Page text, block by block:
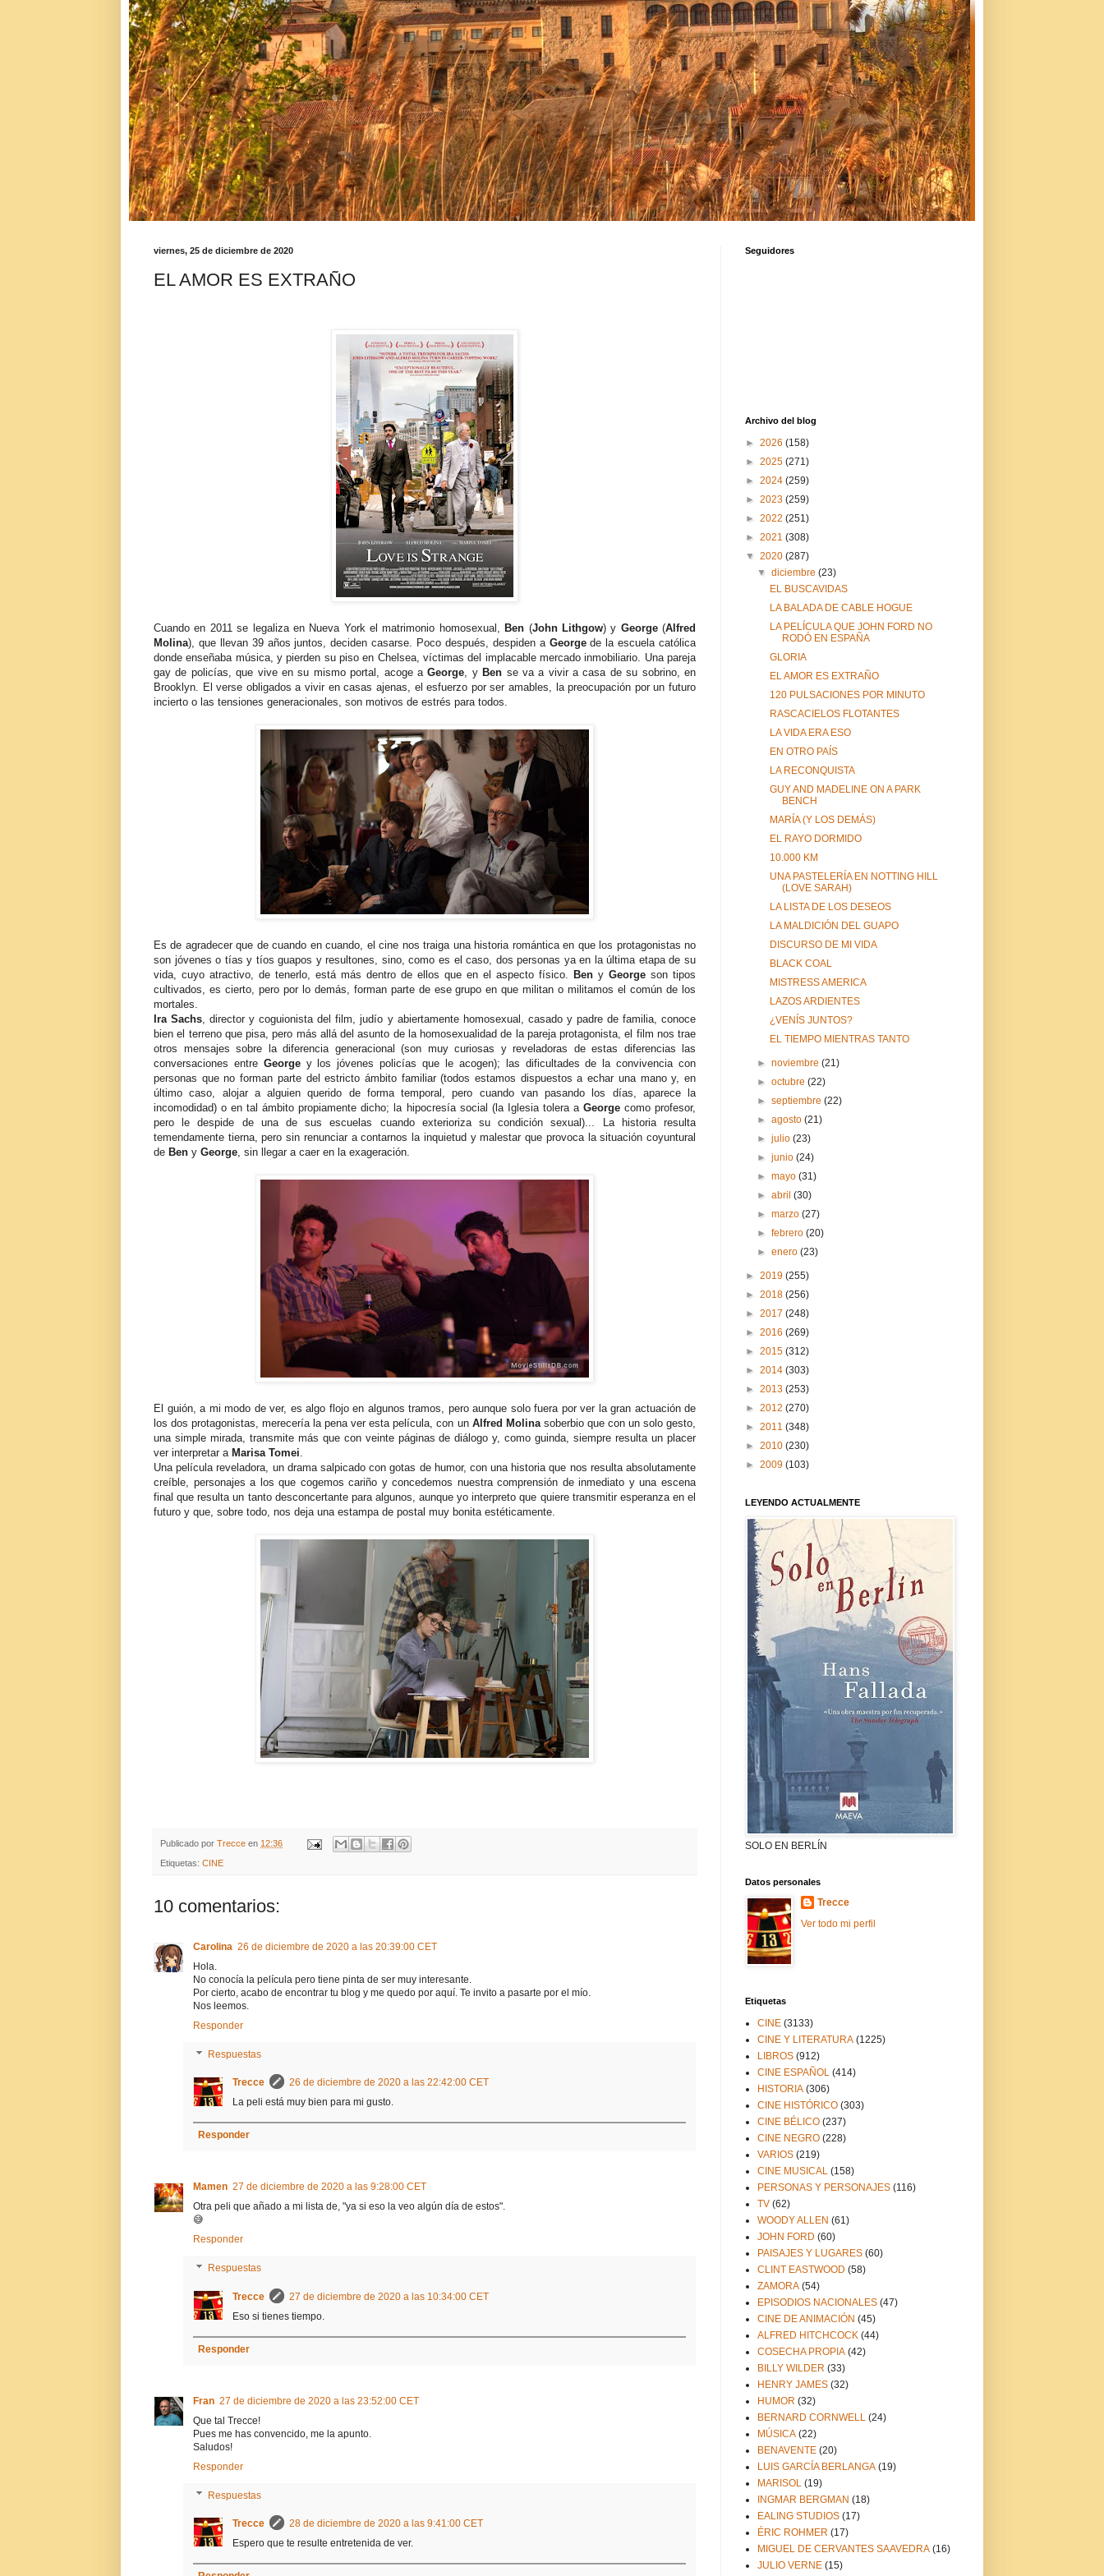
viernes, 25 de diciembre de 2020
EL AMOR ES EXTRAÑO
Cuando en 2011 se legaliza en Nueva York el matrimonio homosexual, Ben (John Lithgow) y George(Alfred
Molina), que llevan 39 años juntos, deciden casarse. Poco después, despiden a Georgede la escuela católica
donde enseñaba música, y pierden su piso en Chelsea, víctimas del implacable mercado inmobiliario. Una pareja
gay de policías, que vive en su mismo portal, acoge aGeorge , y Ben se va a vivir a casa de su sobrino, en
Brooklyn. El verse obligados a vivir en casas ajenas, el esfuerzo por ser amables, la preocupación por un futuro
incierto o las tensiones generacionales, son motivos de estrés para todos.
Es de agradecer que de cuando en cuando, el cine nos traiga una historia romántica en que los protagonistas no
son jóvenes o tías y tíos guapos y resultones, sino, como es el caso, dos personas ya en la última etapa de su
vida, cuyo atractivo, de tenerlo, está más dentro de ellos que en el aspecto físico.
Ben y George son tipos
cultivados, es cierto, pero por lo demás, forman parte de ese grupo en que militan o militamos el común de los
mortales.
Ira Sachs , director y coguionista del film, judío y abiertamente homosexual, casado y padre de familia, conoce
bien el terreno que pisa, pero más allá del asunto de la homosexualidad de la pareja protagonista, el film nos trae
otros mensajes sobre la diferencia generacional (son muy curiosas y reveladoras de estas diferencias las
conversaciones entre Georgey los jóvenes policías que le acogen); las dificultades de la convivencia con
personas que no forman parte del estricto ámbito familiar (todos estamos dispuestos a echar una mano y, en
último caso, alojar a alguien querido de forma temporal, pero cuando van pasando los días, aparece la
incomodidad) o en tal ámbito propiamente dicho; la hipocresía social (la Iglesia tolera a Georgecomo profesor,
pero le despide de una de sus escuelas cuando exterioriza su condición sexual)... La historia resulta
temendamente tierna, pero sin renunciar a contarnos la inquietud y malestar que provoca la situación coyuntural
de Ben y George , sin llegar a caer en la exageración.
El guión, a mi modo de ver, es algo flojo en algunos tramos, pero aunque solo fuera por ver la gran actuación de
los dos protagonistas, merecería la pena ver esta película, con un Alfred Molinasoberbio que con un solo gesto,
una simple mirada, transmite más que con veinte páginas de diálogo y, como guinda, siempre resulta un placer
ver interpretar a Marisa Tomei
Una película reveladora, un drama salpicado con gotas de humor, con una historia que nos resulta absolutamente
creíble, personajes a los que cogemos cariño y concedemos nuestra comprensión de inmediato y una escena
final que resulta un tanto desconcertante para algunos, aunque yo interpreto que quiere transmitir esperanza en el
futuro y que, sobre todo, nos deja una estampa de postal muy bonita estéticamente.
Publicado por Trecce en 12:36
Etiquetas: CINE
10 comentarios:
Carolina 26 de diciembre de 2020 a las 20:39:00 CET
Hola.
No conocía la película pero tiene pinta de ser muy interesante.
Por cierto, acabo de encontrar tu blog y me quedo por aquí. Te invito a pasarte por el mío.
Nos leemos.
Responder
Respuestas
Trecce
26 de diciembre de 2020 a las 22:42:00 CET
La peli está muy bien para mi gusto.
Responder
Mamen 27 de diciembre de 2020 a las 9:28:00 CET
Otra peli que añado a mi lista de, "ya si eso la veo algún día de estos".
😅
Responder
Respuestas
Trecce
27 de diciembre de 2020 a las 10:34:00 CET
Eso si tienes tiempo.
Responder
Fran 27 de diciembre de 2020 a las 23:52:00 CET
Que tal Trecce!
Pues me has convencido, me la apunto.
Saludos!
Responder
Respuestas
Trecce
28 de diciembre de 2020 a las 9:41:00 CET
Espero que te resulte entretenida de ver.
Seguidores
Archivo del blog
► 2026 (158)
► 2025 (271)
► 2024 (259)
► 2023 (259)
► 2022 (251)
► 2021 (308)
▼ 2020 (287)
▼diciembre(23)
EL BUSCAVIDAS
LA BALADA DE CABLE HOGUE
LA PELÍCULA QUE JOHN FORD NO
RODÓ EN ESPAÑA
GLORIA
EL AMOR ES EXTRAÑO
120 PULSACIONES POR MINUTO
RASCACIELOS FLOTANTES
LA VIDA ERA ESO
EN OTRO PAÍS
LA RECONQUISTA
GUY AND MADELINE ON A PARK
BENCH
MARÍA (Y LOS DEMÁS)
EL RAYO DORMIDO
10.000 KM
UNA PASTELERÍA EN NOTTING HILL
(LOVE SARAH)
LA LISTA DE LOS DESEOS
LA MALDICIÓN DEL GUAPO
DISCURSO DE MI VIDA
BLACK COAL
MISTRESS AMERICA
LAZOS ARDIENTES
¿VENÍS JUNTOS?
EL TIEMPO MIENTRAS TANTO
►noviembre(21)
►octubre(22)
►septiembre(22)
►agosto(21)
►julio(23)
►junio(24)
►mayo(31)
►abril(30)
►marzo(27)
►febrero(20)
►enero(23)
► 2019 (255)
► 2018 (256)
► 2017 (248)
► 2016 (269)
► 2015 (312)
► 2014 (303)
► 2013 (253)
► 2012 (270)
► 2011 (348)
► 2010 (230)
► 2009 (103)
LEYENDO ACTUALMENTE
SOLO EN BERLÍN
Datos personales
Trecce
Ver todo mi perfil
Etiquetas
CINE (3133)
CINE Y LITERATURA (1225)
LIBROS (912)
CINE ESPAÑOL (414)
HISTORIA (306)
CINE HISTÓRICO (303)
CINE BÉLICO (237)
CINE NEGRO (228)
VARIOS (219)
CINE MUSICAL (158)
PERSONAS Y PERSONAJES (116)
TV (62)
WOODY ALLEN (61)
JOHN FORD (60)
PAISAJES Y LUGARES (60)
CLINT EASTWOOD (58)
ZAMORA (54)
EPISODIOS NACIONALES (47)
CINE DE ANIMACIÓN (45)
ALFRED HITCHCOCK (44)
COSECHA PROPIA (42)
BILLY WILDER (33)
HENRY JAMES (32)
HUMOR (32)
BERNARD CORNWELL (24)
MÚSICA (22)
BENAVENTE (20)
LUIS GARCÍA BERLANGA (19)
MARISOL (19)
INGMAR BERGMAN (18)
EALING STUDIOS (17)
ÉRIC ROHMER (17)
MIGUEL DE CERVANTES SAAVEDRA (16)
JULIO VERNE (15)